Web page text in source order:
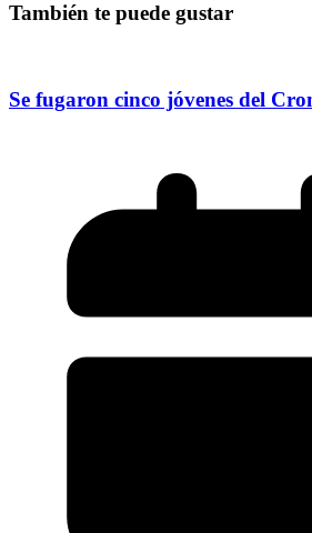
También te puede gustar
Se fugaron cinco jóvenes del